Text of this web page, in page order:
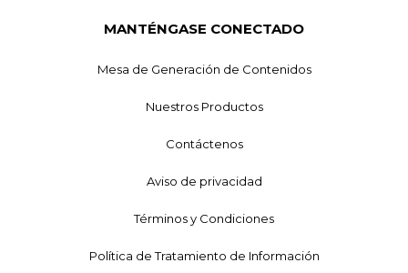
MANTÉNGASE CONECTADO
Mesa de Generación de Contenidos
Nuestros Productos
Contáctenos
Aviso de privacidad
Términos y Condiciones
Política de Tratamiento de Información